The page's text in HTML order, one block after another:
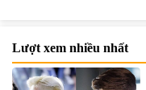
Lượt xem nhiều nhất